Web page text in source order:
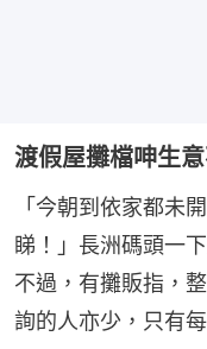
渡假屋攤檔呻生
「今朝到依家都未
睇！」長洲碼頭一
不過，有攤販指，
詢的人亦少，只有